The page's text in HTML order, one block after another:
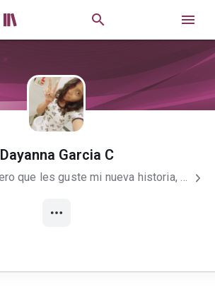
 
Dayanna Garcia C
Hola a todos, espero que les guste mi nueva historia, tratare de actualizar lo mas rapido posible.